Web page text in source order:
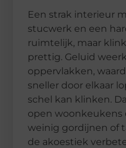
Een strak interieur
stucwerk en een
ruimtelijk, maar
prettig. Geluid
oppervlakken,
sneller door elkaar
schel kan klinken.
open
weinig gordijnen of
de akoestiek